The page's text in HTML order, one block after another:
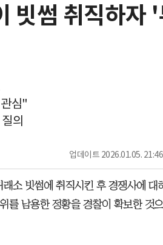
빗썸 취직하자
심"
의
업데이트 2026.01.05. 21:46
소 빗썸에 취직시킨 후 경쟁사에 대
를 남용한 정황을 경찰이 확보한 것